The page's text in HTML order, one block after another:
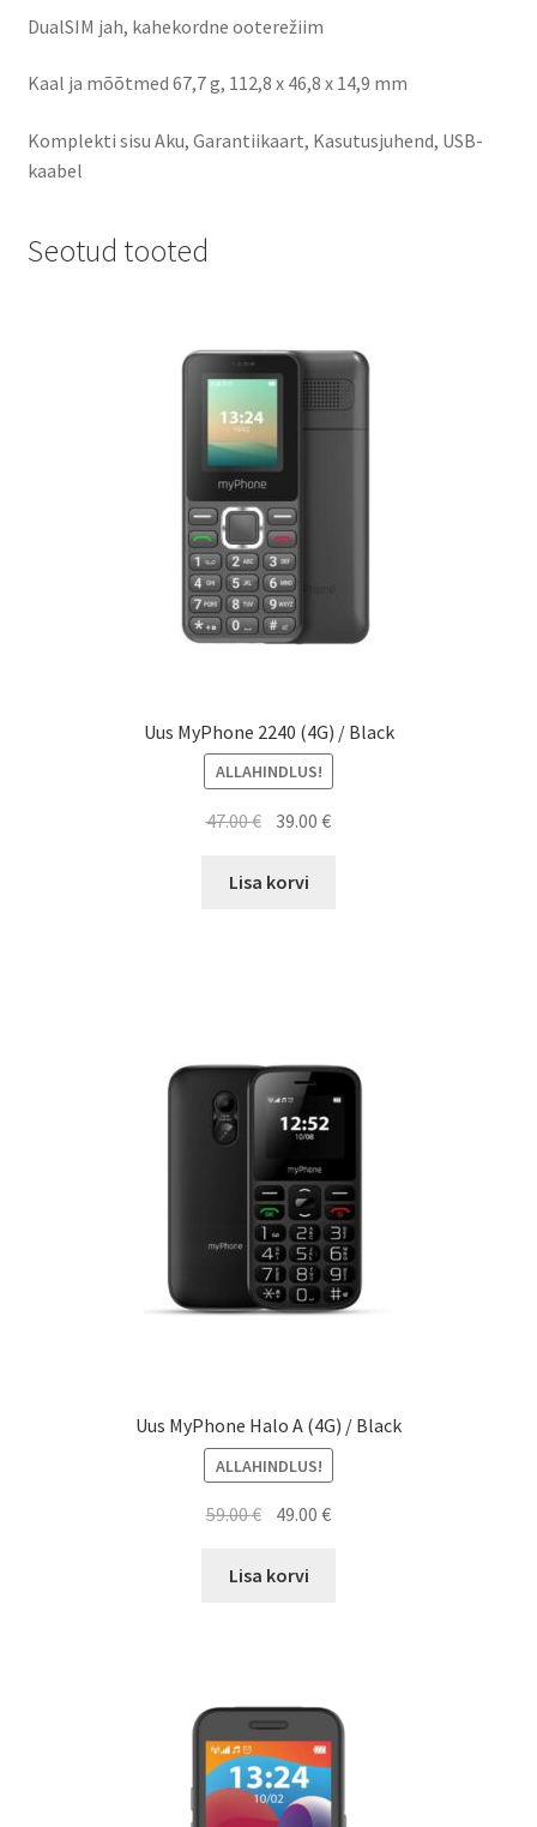
DualSIM jah, kahekordne ooterežiim
Kaal ja mõõtmed 67,7 g, 112,8 x 46,8 x 14,9 mm
Komplekti sisu Aku, Garantiikaart, Kasutusjuhend, USB-
kaabel
Seotud tooted
Uus MyPhone 2240 (4G) / Black
ALLAHINDLUS!
47.00€ Algne
oli:
39.00€Current
Lisa korvi
Uus MyPhone Halo A (4G) / Black
ALLAHINDLUS!
59.00€ Algne
oli:
49.00€Current
Lisa korvi